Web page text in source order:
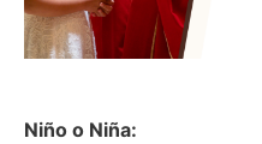
Niño o Niña: